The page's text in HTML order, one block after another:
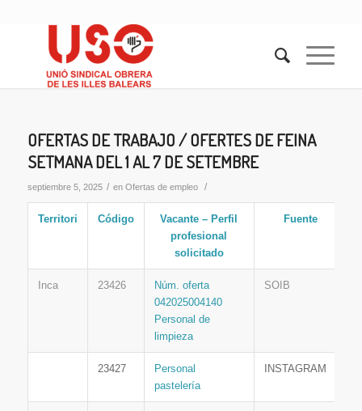
OFERTAS DE TRABAJO / OFERTES DE FEINA
SETMANA DEL 1 AL 7 DE SETEMBRE
septiembre 5, 2025 / en Ofertas de empleo /
Territori Código
Vacante – Perfil
profesional
solicitado
Fuente
Inca 23426
Núm. oferta
042025004140
Personal de
limpieza
SOIB
23427
Personal
pastelería
INSTAGRAM